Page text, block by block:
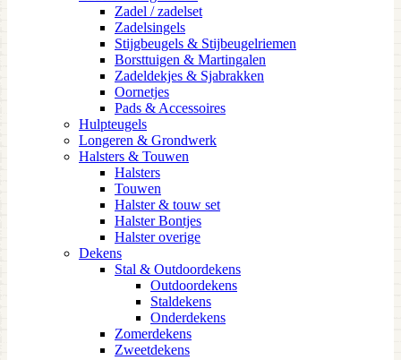
Zadel / zadelset
Zadelsingels
Stijgbeugels & Stijbeugelriemen
Borsttuigen & Martingalen
Zadeldekjes & Sjabrakken
Oornetjes
Pads & Accessoires
Hulpteugels
Longeren & Grondwerk
Halsters & Touwen
Halsters
Touwen
Halster & touw set
Halster Bontjes
Halster overige
Dekens
Stal & Outdoordekens
Outdoordekens
Staldekens
Onderdekens
Zomerdekens
Zweetdekens